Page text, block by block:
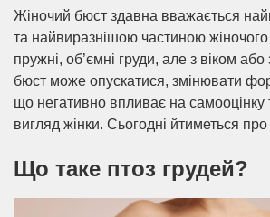
Жіночий бюст здавна вважається
та найвиразнішою частиною жіночого
пружні, об’ємні груди, але з віком
бюст може опускатися, змінювати
що негативно впливає на самооцінку
вигляд жінки. Сьогодні йтиметься
Що таке птоз грудей?